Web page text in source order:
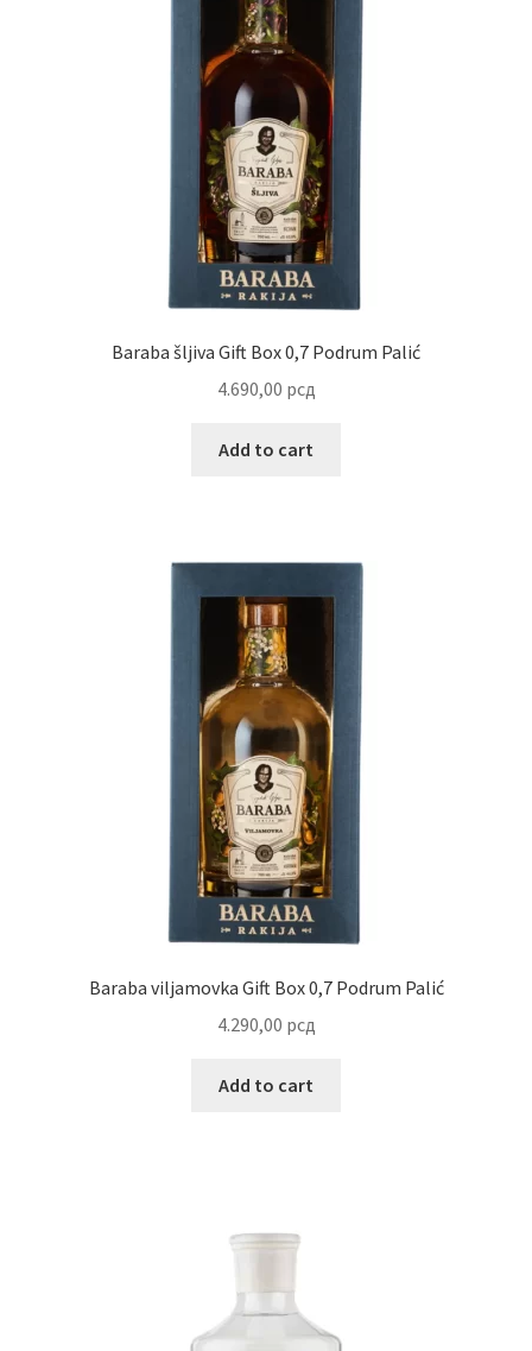
Baraba šljiva Gift Box 0,7 Podrum Palić
4.690,00 рсд
Add to cart
Baraba viljamovka Gift Box 0,7 Podrum Palić
4.290,00 рсд
Add to cart